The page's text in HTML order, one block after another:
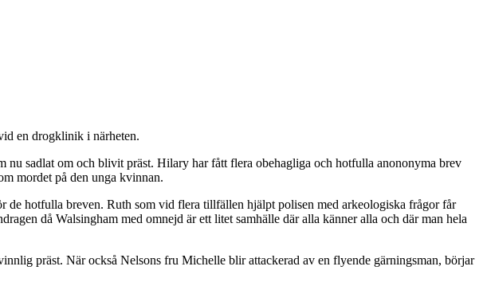
en drogklinik i närheten.
sadlat om och blivit präst. Hilary har fått flera obehagliga och hotfulla anononyma brev
mordet på den unga kvinnan.
de hotfulla breven. Ruth som vid flera tillfällen hjälpt polisen med arkeologiska frågor får
då Walsingham med omnejd är ett litet samhälle där alla känner alla och där man hela
präst. När också Nelsons fru Michelle blir attackerad av en flyende gärningsman, börjar